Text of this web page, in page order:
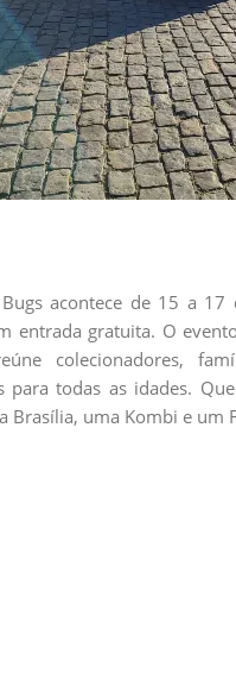
acontece de 15 a
entrada gratuita. O
colecionadores,
para todas as idades.
Brasília, uma Kombi e um